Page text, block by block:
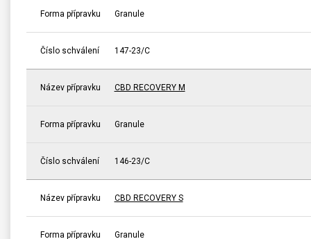
Forma přípravku Granule
Číslo schválení 147-23/C
Název přípravku CBD RECOVERY M
Forma přípravku Granule
Číslo schválení 146-23/C
Název přípravku CBD RECOVERY S
Forma přípravku Granule